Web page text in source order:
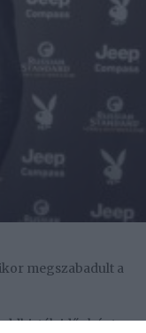
megszabadult a
időnként